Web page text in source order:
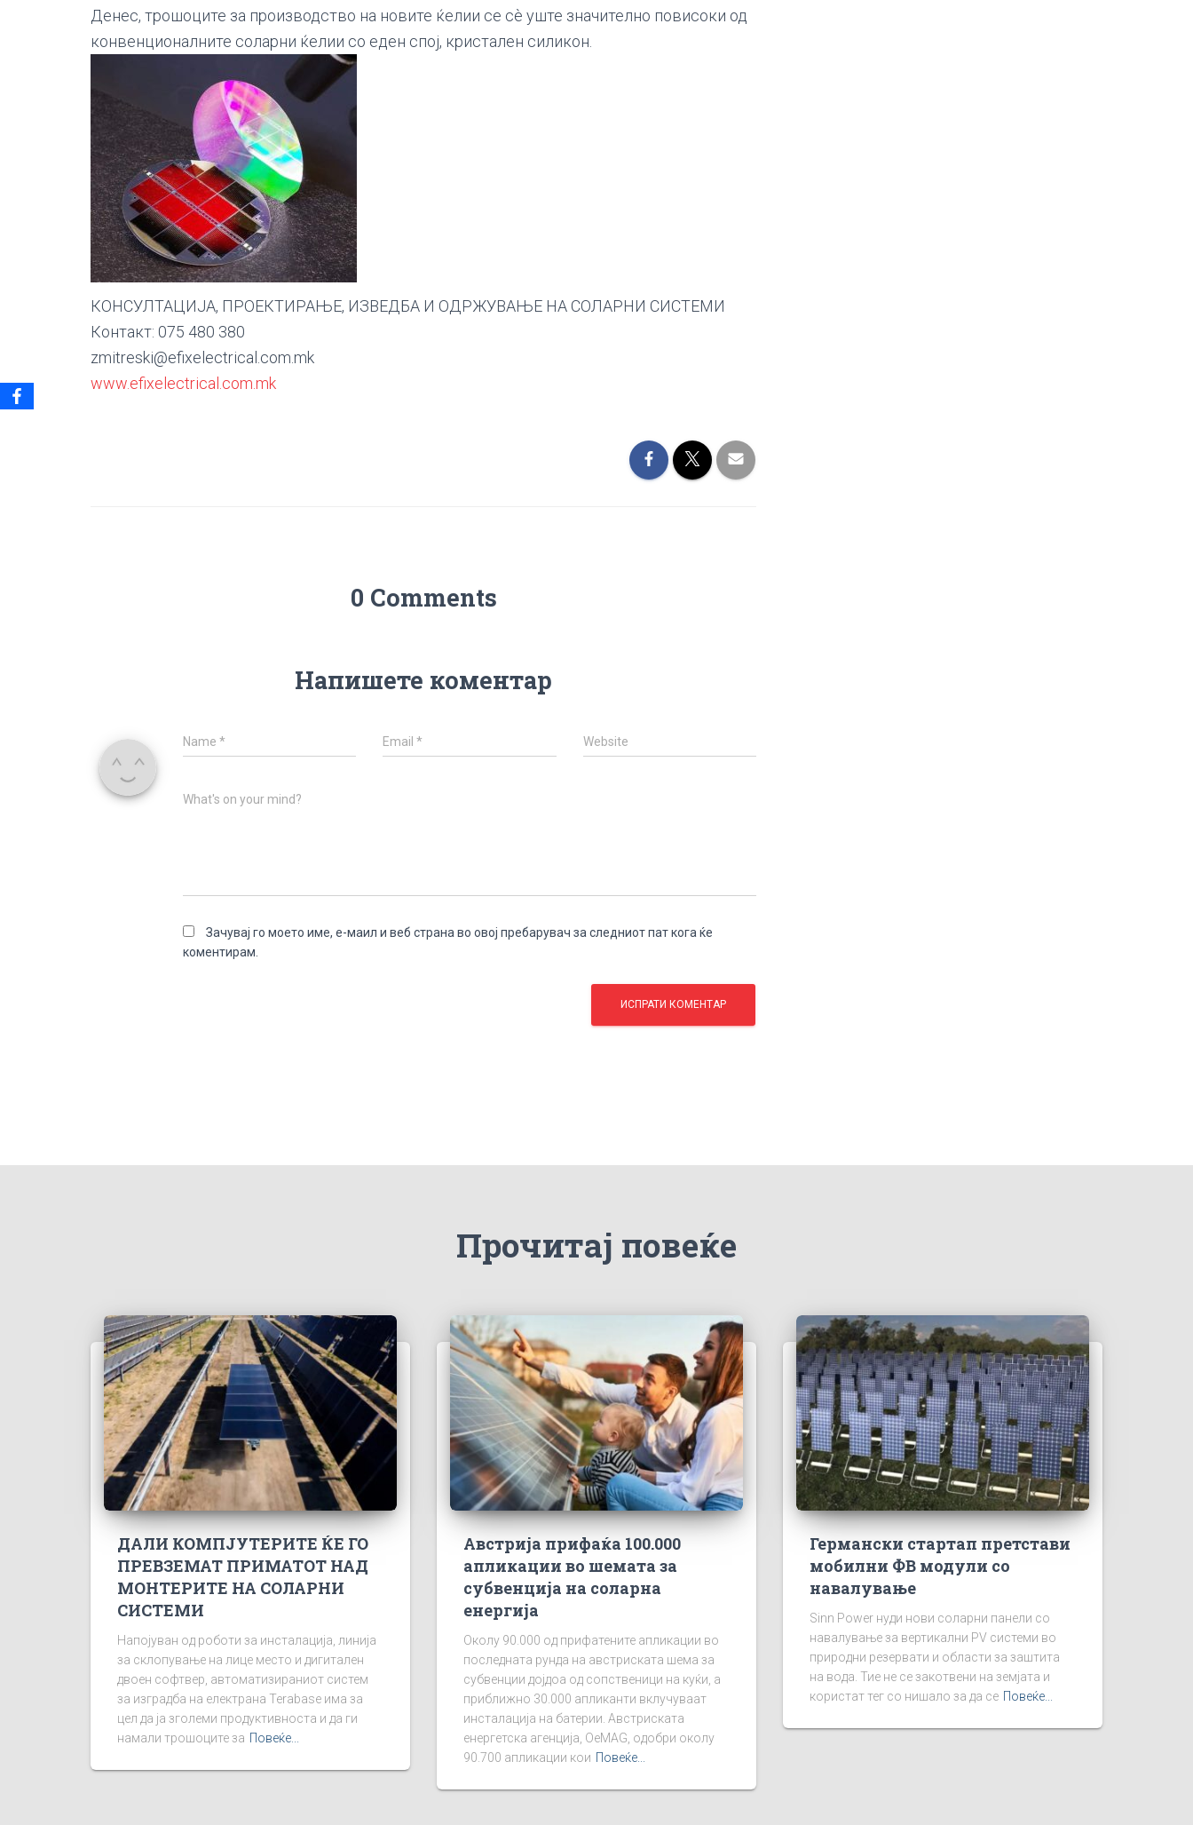
Денес, трошоците за производство на новите ќелии се сè уште значително повисоки од
конвенционалните соларни ќелии со еден спој, кристален силикон.
КОНСУЛТАЦИЈА, ПРОЕКТИРАЊЕ, ИЗВЕДБА И ОДРЖУВАЊЕ НА СОЛАРНИ СИСТЕМИ
Контакт: 075 480 380
zmitreski@efixelectrical.com.mk
www.efixelectrical.com.mk
0 Comments
Напишете коментар
Name * Email* Website
What's on your mind?
Зачувај го моето име, е-маил и веб страна во овој пребарувач за следниот пат кога ќе
коментирам.
Прочитај повеќе
ДАЛИ КОМПЈУТЕРИТЕ ЌЕ ГО
ПРЕВЗЕМАТ ПРИМАТОТ НАД
МОНТЕРИТЕ НА СОЛАРНИ
СИСТЕМИ
Напојуван од роботи за инсталација, линија
за склопување на лице место и дигитален
двоен софтвер, автоматизираниот систем
за изградба на електрана Terabase има за
цел да ја зголеми продуктивноста и да ги
намали трошоците за Повеќе...
Австрија прифаќа 100.000
апликации во шемата за
субвенција на соларна
енергија
Околу 90.000 од прифатените апликации во
последната рунда на австриската шема за
субвенции дојдоа од сопственици на куќи, а
приближно 30.000 апликанти вклучуваат
инсталација на батерии. Австриската
енергетска агенција, OeMAG, одобри околу
90.700 апликации кои Повеќе...
Германски стартап претстави
мобилни ФВ модули со
навалување
Sinn Power нуди нови соларни панели со
навалување за вертикални PV системи во
природни резервати и области за заштита
на вода. Тие не се закотвени на земјата и
користат тег со нишало за да се Повеќе...